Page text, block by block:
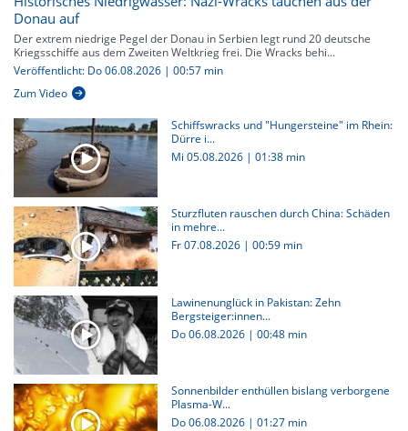
Donau auf
Der extrem niedrige Pegel der Donau in Serbien legt rund 20 deutsche
Kriegsschiffe aus dem Zweiten Weltkrieg frei. Die Wracks behi...
Veröffentlicht: Do 06.08.2026 | 00:57 min
Zum Video
Schiffswracks und "Hungersteine" im Rhein:
Dürre i...
Mi 05.08.2026 | 01:38 min
Sturzfluten rauschen durch China: Schäden
in mehre...
Fr 07.08.2026 | 00:59 min
Lawinenunglück in Pakistan: Zehn
Bergsteiger:innen...
Do 06.08.2026 | 00:48 min
Sonnenbilder enthüllen bislang verborgene
Plasma-W...
Do 06.08.2026 | 01:27 min